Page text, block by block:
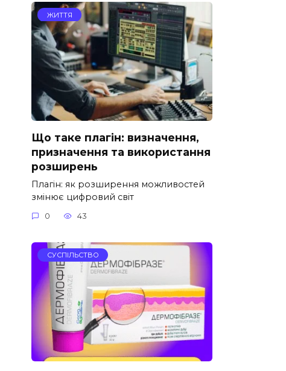
ЖИТТЯ
Що таке плагін: визначення,
призначення та використання
розширень
Плагін: як розширення можливостей
змінює цифровий світ
0 43
СУСПІЛЬСТВО